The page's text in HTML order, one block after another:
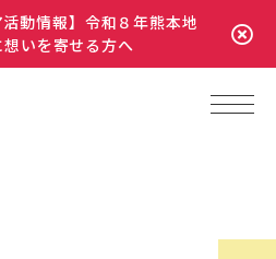
活動情報】令和８年熊本地
いを寄せる方へ